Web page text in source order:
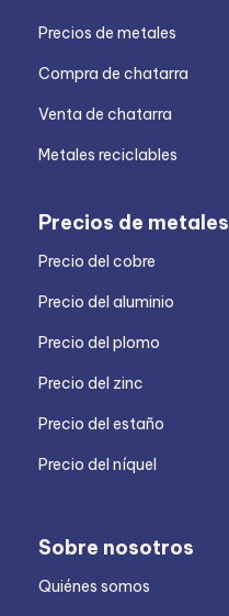
Precios de metales
Compra de chatarra
Venta de chatarra
Metales reciclables
Precios de metales
Precio del cobre
Precio del aluminio
Precio del plomo
Precio del zinc
Precio del estaño
Precio del níquel
Sobre nosotros
Quiénes somos